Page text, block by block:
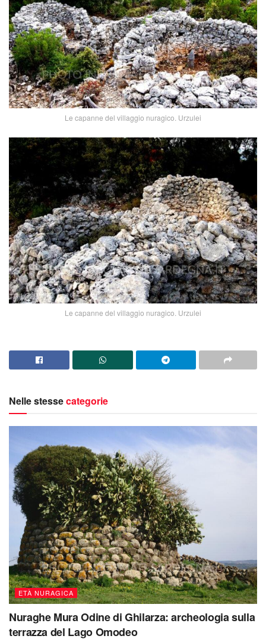
Le capanne del villaggio nuragico. Urzulei
Le capanne del villaggio nuragico. Urzulei
Nelle stessecategorie
ETÀ NURAGICA
Nuraghe Mura Odine di Ghilarza: archeologia sulla
terrazza del Lago Omodeo